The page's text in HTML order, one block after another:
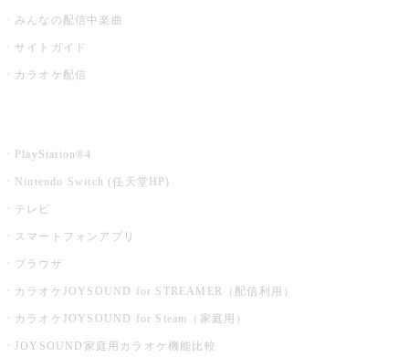
みんなの配信中楽曲
サイトガイド
カラオケ配信
PlayStation®4
Nintendo Switch (任天堂HP)
テレビ
スマートフォンアプリ
ブラウザ
カラオケJOYSOUND for STREAMER（配信利用）
カラオケJOYSOUND for Steam（家庭用）
JOYSOUND家庭用カラオケ機能比較